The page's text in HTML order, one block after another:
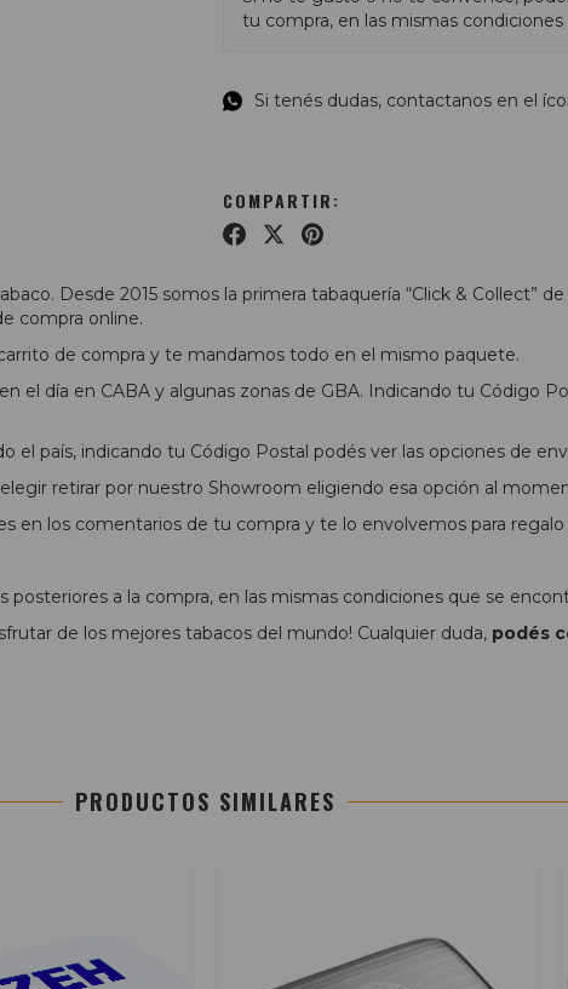
tu compra, en las mismas
Si tenés dudas, contactanos en el
COMPARTIR:
Desde 2015 somos la primera tabaquería “Click & Collect”
compra online.
de compra y te mandamos todo en el mismo paquete.
el día en CABA y algunas zonas de GBA. Indicando tu Código
el país, indicando tu Código Postal podés ver las opciones de
retirar por nuestro Showroom eligiendo esa opción al
en los comentarios de tu compra y te lo envolvemos para
posteriores a la compra, en las mismas condiciones que se
de los mejores tabacos del mundo! Cualquier duda, podés
PRODUCTOS SIMILARES